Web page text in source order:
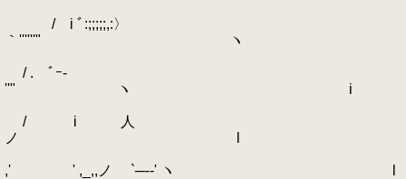
/ i ﾞ:;;;;;,:〉
｀''''''" ヽ
/ . ﾞｰ-
''" ヽ i
/ i 人
ノ l
,' ' ,_,,ノ `─-‐' ヽ l